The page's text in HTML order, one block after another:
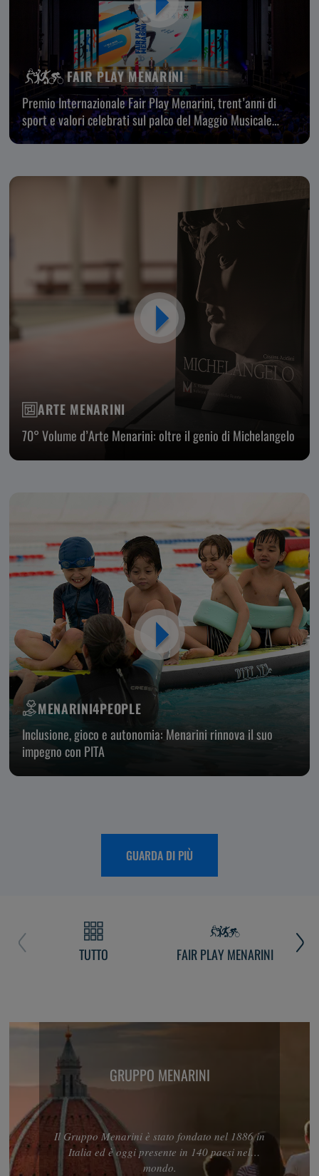
FAIR PLAY MENARINI
Premio Internazionale Fair Play Menarini, trent’anni di
sport e valori celebrati sul palco del Maggio Musicale
Fiorentino
ARTE MENARINI
70° Volume d’Arte Menarini: oltre il genio di Michelangelo
MENARINI4PEOPLE
Inclusione, gioco e autonomia: Menarini rinnova il suo
impegno con PITA
GUARDA DI PIÙ
TUTTO FAIR PLAY MENARINI
GRUPPO MENARINI
Il Gruppo Menarini è stato fondato nel 1886 in
Italia ed è oggi presente in 140 paesi nel
mondo.